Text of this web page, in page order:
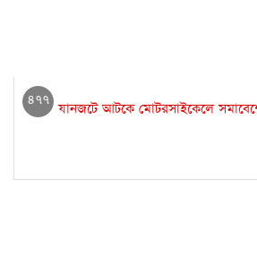
৪৭৭ যানজটে আটকে মোটরসাইকেলে সমাবেশে